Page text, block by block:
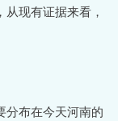
现有证据来看，
分布在今天河南的